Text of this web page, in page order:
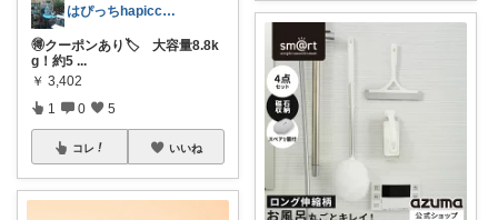
はぴっちhapicchi💎🏃感謝💐
🉐クーポンあり🏷️ 大容量8.8k
g！約5 ...
￥ 3,402
1 0 5
コレ いいね